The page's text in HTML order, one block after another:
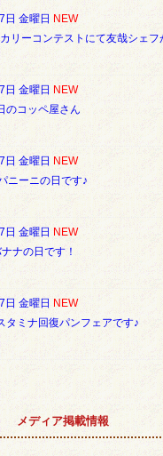
日 金曜日 NEW
リーコンテストにて友哉シェ
日 金曜日 NEW
のコッペ屋さん
日 金曜日 NEW
ニーニの日です♪
日 金曜日 NEW
ナの日です！
日 金曜日 NEW
タミナ回復パンフェアです♪
メディア掲載情報